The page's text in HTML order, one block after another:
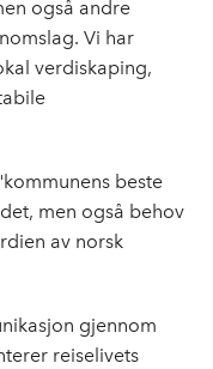
også andre
Vi har
verdiskaping,
beste
men også behov
av norsk
gjennom
reiselivets